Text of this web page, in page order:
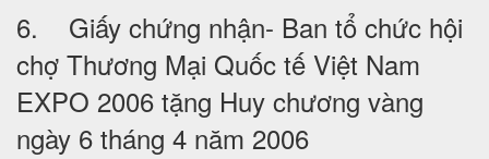
6. Giấy chứng nhận- Ban tổ chức hội
chợ Thương Mại Quốc tế Việt Nam
EXPO 2006 tặng Huy chương vàng
ngày 6 tháng 4 năm 2006